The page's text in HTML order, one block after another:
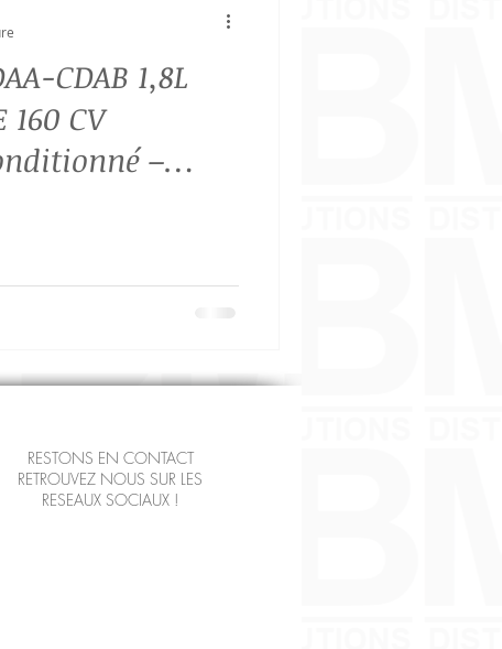
CDAB 1,8L
160 CV
–
RESTONS EN CONTACT
RETROUVEZ NOUS SUR LES
RESEAUX SOCIAUX !